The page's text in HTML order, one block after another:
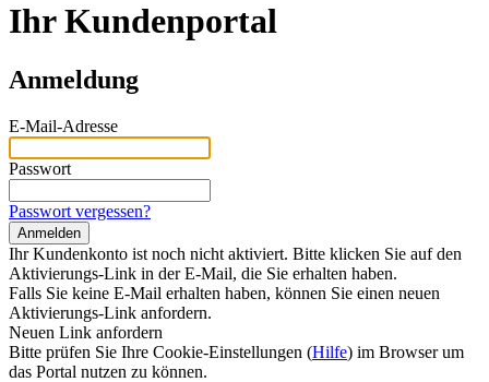
Ihr Kundenportal
Anmeldung
E-Mail-Adresse
Passwort
Passwort vergessen?
Ihr Kundenkonto ist noch nicht aktiviert. Bitte klicken Sie auf den
Aktivierungs-Link in der E-Mail, die Sie erhalten haben.
Falls Sie keine E-Mail erhalten haben, können Sie einen neuen
Aktivierungs-Link anfordern.
Neuen Link anfordern
Bitte prüfen Sie Ihre Cookie-Einstellungen (Hilfe) im Browser um
das Portal nutzen zu können.